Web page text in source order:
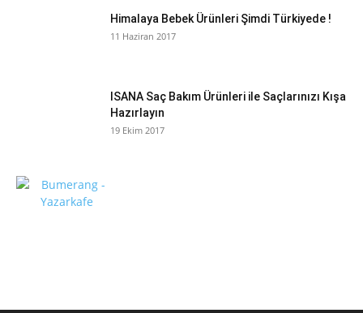
Himalaya Bebek Ürünleri Şimdi Türkiyede !
11 Haziran 2017
ISANA Saç Bakım Ürünleri ile Saçlarınızı Kışa
Hazırlayın
19 Ekim 2017